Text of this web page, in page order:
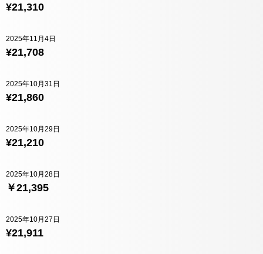
¥21,310
¥21,708
2025年11月4日
¥21,860
2025年10月31日
¥21,210
2025年10月29日
￥21,395
2025年10月28日
¥21,911
2025年10月27日